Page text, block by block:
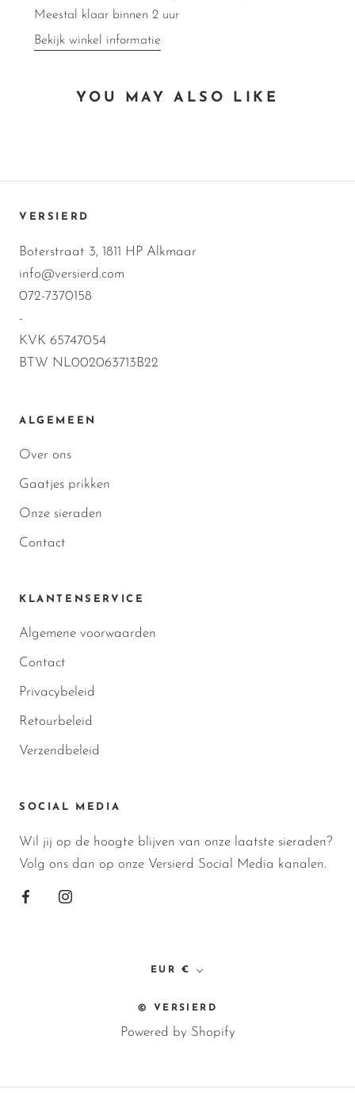
Meestal klaar binnen 2 uur
Bekijk winkel informatie
YOU MAY ALSO LIKE
VERSIERD
Boterstraat 3, 1811 HP Alkmaar
info@versierd.com
072-7370158
-
KVK 65747054
BTW NL002063713B22
ALGEMEEN
Over ons
Gaatjes prikken
Onze sieraden
Contact
KLANTENSERVICE
Algemene voorwaarden
Contact
Privacybeleid
Retourbeleid
Verzendbeleid
SOCIAL MEDIA
Wil jij op de hoogte blijven van onze laatste sieraden?
Volg ons dan op onze Versierd Social Media kanalen.
Valuta
EUR €
© VERSIERD
Powered by Shopify